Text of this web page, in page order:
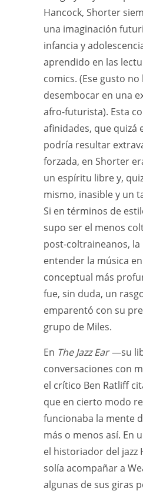
Hancock, Shorter
una imaginación
infancia y
aprendido en las
comics. (Ese gusto no
desembocar en una
afro-futurista). Esta
afinidades, que quizá
podría resultar
forzada, en Shorter
un espíritu libre y,
mismo, inasible y un
Si en términos de
supo ser el menos
post-coltraineanos, la
entender la música
conceptual más
fue, sin duda, un
emparentó con su
grupo de Miles.
En The Jazz Ear—su
conversaciones con
el crítico Ben Ratliff
que en cierto modo
funcionaba la mente
más o menos así. En
el historiador del jazz
solía acompañar a
algunas de sus giras